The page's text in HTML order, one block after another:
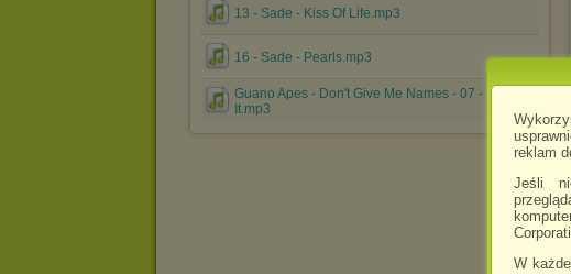
reklam
Jeśli
W
13 - Sade - Kiss Of Life.mp3
16 - Sade - Pearls.mp3
Guano Apes - Don't Give Me Names - 07 - I Want
It.mp3